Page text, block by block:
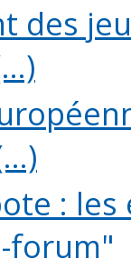
des
:
forum"